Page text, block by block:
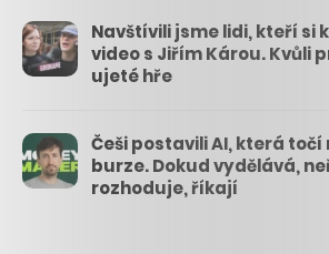
Navštívili jsme lidi, kteří si
video s Jiřím Károu. Kvůli
ujeté hře
Češi postavili AI, která
burze. Dokud vydělává,
rozhoduje, říkají